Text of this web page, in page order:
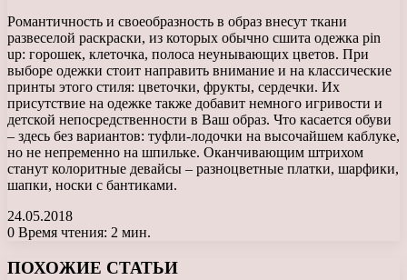
Романтичность и своеобразность в образ внесут ткани
развеселой раскраски, из которых обычно сшита одежка pin
up: горошек, клеточка, полоса неунывающих цветов. При
выборе одежки стоит направить внимание и на классические
принты этого стиля: цветочки, фрукты, сердечки. Их
присутствие на одежке также добавит немного игривости и
детской непосредственности в Ваш образ. Что касается обуви
– здесь без вариантов: туфли-лодочки на высочайшем каблуке,
но не непременно на шпильке. Оканчивающим штрихом
станут колоритные девайсы – разноцветные платки, шарфики,
шапки, носки с бантиками.
24.05.2018
0 Время чтения: 2 мин.
ПОХОЖИЕ СТАТЬИ